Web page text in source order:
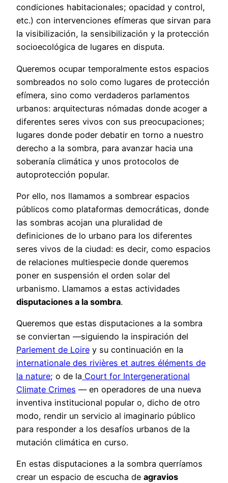
condiciones habitacionales; opacidad y control,
etc.) con intervenciones efímeras que sirvan para
la visibilización, la sensibilización y la protección
socioecológica de lugares en disputa.
Queremos ocupar temporalmente estos espacios
sombreados no solo como lugares de protección
efímera, sino como verdaderos parlamentos
urbanos: arquitecturas nómadas donde acoger a
diferentes seres vivos con sus preocupaciones;
lugares donde poder debatir en torno a nuestro
derecho a la sombra, para avanzar hacia una
soberanía climática y unos protocolos de
autoprotección popular.
Por ello, nos llamamos a sombrear espacios
públicos como plataformas democráticas, donde
las sombras acojan una pluralidad de
definiciones de lo urbano para los diferentes
seres vivos de la ciudad: es decir, como espacios
de relaciones multiespecie donde queremos
poner en suspensión el orden solar del
urbanismo. Llamamos a estas actividades
disputaciones a la sombra.
Queremos que estas disputaciones a la sombra
se conviertan —siguiendo la inspiración del
Parlement de Loire y su continuación en la
internationale des rivières et autres éléments de
la nature; o de la Court for Intergenerational
Climate Crimes — en operadores de una nueva
inventiva institucional popular o, dicho de otro
modo, rendir un servicio al imaginario público
para responder a los desafíos urbanos de la
mutación climática en curso.
En estas disputaciones a la sombra querríamos
crear un espacio de escucha de agravios